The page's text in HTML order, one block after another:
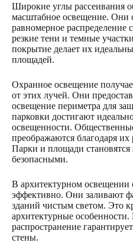
Широкие углы рассеивания
масштабное освещение. Они
равномерное распределение
резкие тени и темные
покрытие делает их
площадей.
Охранное освещение
от этих лучей. Они
освещение периметра для
парковки достигают
освещенности.
преображаются благодаря
Парки и площади
безопасными.
В архитектурном освещении
эффективно. Они заливают
зданий чистым светом. Это
архитектурные
распространение
стены.